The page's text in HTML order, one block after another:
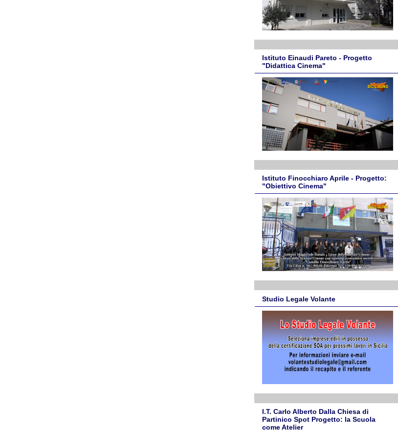
Istituto Einaudi Pareto - Progetto
"Didattica Cinema"
Istituto Finocchiaro Aprile - Progetto:
"Obiettivo Cinema"
Studio Legale Volante
I.T. Carlo Alberto Dalla Chiesa di
Partinico Spot Progetto: la Scuola
come Atelier